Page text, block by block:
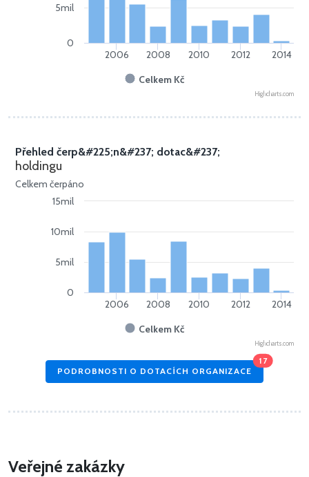
Celkem Kč
2006 2008 2010 2012 2014
0
5mil
Highcharts.com
Celkem čerpáno
Přehled čerp&#225;n&#237; dotac&#237;
holdingu
Celkem Kč
2006 2008 2010 2012 2014
0
5mil
10mil
15mil
Highcharts.com
PODROBNOSTI O DOTACÍCH ORGANIZACE
17
Veřejné zakázky